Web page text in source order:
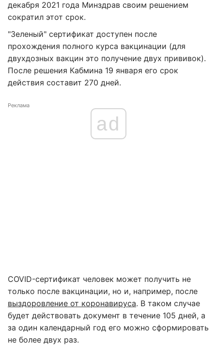
декабря 2021 года Минздрав своим решением
сократил этот срок.
"Зеленый" сертификат доступен после
прохождения полного курса вакцинации (для
двухдозных вакцин это получение двух прививок).
После решения Кабмина 19 января его срок
действия составит 270 дней.
Реклама
ad
COVID-сертификат человек может получить не
только после вакцинации, но и, например, после
выздоровление от коронавируса. В таком случае
будет действовать документ в течение 105 дней, а
за один календарный год его можно сформировать
не более двух раз.